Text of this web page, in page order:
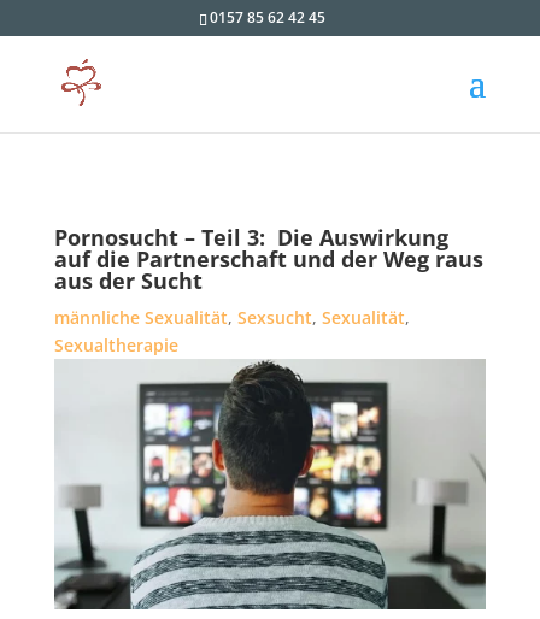
0157 85 62 42 45
Pornosucht – Teil 3: Die Auswirkung
auf die Partnerschaft und der Weg raus
aus der Sucht
männliche Sexualität, Sexsucht, Sexualität,
Sexualtherapie